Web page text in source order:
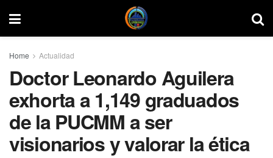
Home Actualidad
Doctor Leonardo Aguilera
exhorta a 1,149 graduados
de la PUCMM a ser
visionarios y valorar la ética